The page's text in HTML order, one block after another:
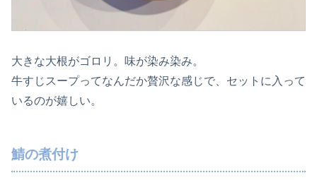
大きな大根がゴロリ。味が染み染み。
牛すじスープってなんだか贅沢な感じで、セットに入って
いるのが嬉しい。
鯖の煮付け